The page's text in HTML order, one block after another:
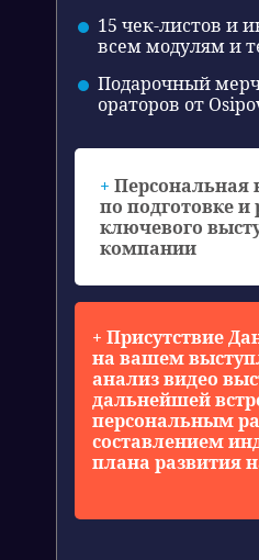
15 чек-листов и
всем модулям и
Подарочный
ораторов от
+ Персональная
по подготовке и
ключевого
компании
+ Присутствие
на вашем
анализ видео
дальнейшей
персональным
составлением
плана развития